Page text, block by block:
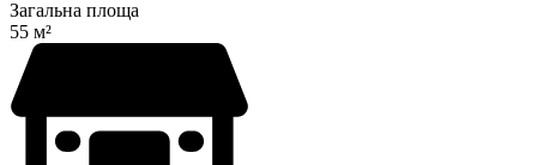
Загальна площа
55 м²